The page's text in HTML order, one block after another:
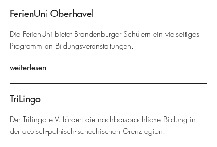
FerienUni Oberhavel
Die FerienUni bietet Brandenburger Schülern ein vielseitiges
Programm an Bildungsveranstaltungen.
weiterlesen
TriLingo
Der TriLingo e.V. fördert die nachbarsprachliche Bildung in
der deutsch-polnisch-tschechischen Grenzregion.